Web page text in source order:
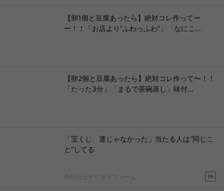
【卵1個と豆腐あったら】絶対コレ作ってー
ー！！「お店より“ふわっふわ”」「なにこ...
【卵2個と豆腐あったら】絶対コレ作って〜！！
「たった3分」「まるで茶碗蒸し」味付...
「宝くじ、運じゃなかった」当たる人は“同じこ
と”してる
合同会社デジタルファーム PR